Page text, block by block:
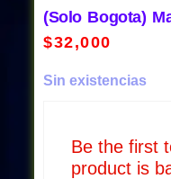
(Solo Bogota)
$32,000
Sin existencias
Be the first
product is